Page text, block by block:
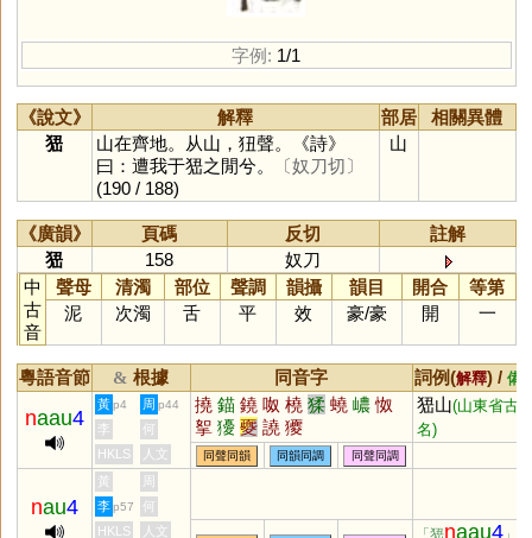
字例: 1/1
《說文》 解釋 部居
相關異體
峱
山在齊地。从山，狃聲。《詩》
曰：遭我于峱之閒兮。
〔奴刀切〕
(190 / 188)
山
《廣韻》 頁碼 反切
註解
峱
158
奴刀
中
古
音
聲母 清濁 部位 聲調 韻攝 韻目 開合
等第
泥
次濁 舌 平 效 豪/豪 開 一
粵語音節 & 根據 同音字 詞例(解釋) / 備
naau4
黃 p4 周 p44 撓 錨 鐃 呶 橈 猱 蟯 嶩 怓
挐 獶 夒 譊 獿
峱山(山東省古
名)
李
何
HKLS
人文 同聲同韻 同韻同調 同聲同調
nau4
黃
周
李 p57
何
HKLS
人文 naau4